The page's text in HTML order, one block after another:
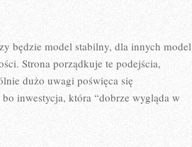
będzie model stabilny, dla innych model
Strona porządkuje te podejścia,
dużo uwagi poświęca się
inwestycja, która “dobrze wygląda w